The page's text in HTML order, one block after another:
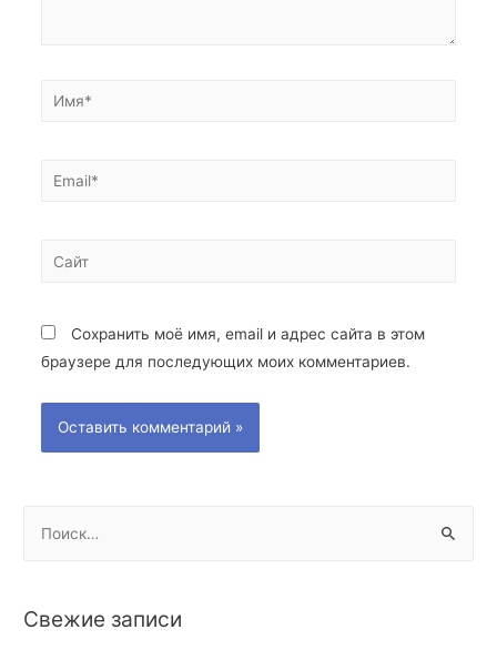
Сохранить моё имя, email и адрес сайта в этом
браузере для последующих моих комментариев.
Свежие записи